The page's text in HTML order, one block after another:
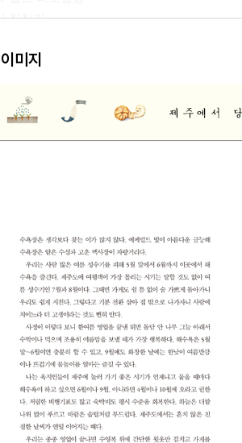
집짓기
제주의 살림살이, 제주의 사람살이
을에 레스토랑이라니!
잘 먹었수다게!
만 한 간판
연주하는 여자와 사진 찍어 주는 남자
제주도 땅값
렴한 집 없을까요?
땅은 부르는 게 값
제주에서 비우고 채우는 삶
떠남, 머묾
함께라서 더 좋은 제주살이
화이트 크리스마스
미지